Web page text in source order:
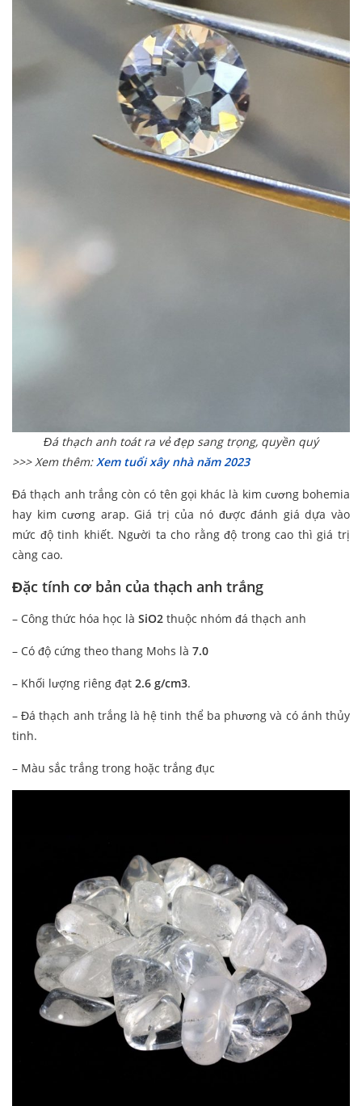
Đá thạch anh toát ra vẻ đẹp sang trọng, quyền quý
>>> Xem thêm:Xem tuổi xây nhà năm 2023
Đá thạch anh trắng còn có tên gọi khác là kim cương bohemia
hay kim cương arap. Giá trị của nó được đánh giá dựa vào
mức độ tinh khiết. Người ta cho rằng độ trong cao thì giá trị
càng cao.
Đặc tính cơ bản của thạch anh trắng
– Công thức hóa học là SiO2 thuộc nhóm đá thạch anh
– Có độ cứng theo thang Mohs là 7.0
– Khối lượng riêng đạt 2.6 g/cm3.
– Đá thạch anh trắng là hệ tinh thể ba phương và có ánh thủy
tinh.
– Màu sắc trắng trong hoặc trắng đục